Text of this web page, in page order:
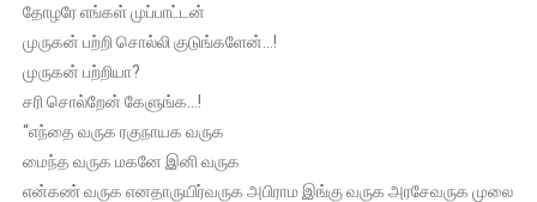
தோழரே எங்கள் முப்பாட்டன்
முருகன் பற்றி சொல்லி குடுங்களேன்…!
முருகன் பற்றியா?
சரி சொல்றேன் கேளுங்க…!
“எந்தை வருக ரகுநாயக வருக
மைந்த வருக மகனே இனி வருக
என்கண் வருக எனதாருயிர்வருக அபிராம இங்கு வருக அரசேவருக முலை